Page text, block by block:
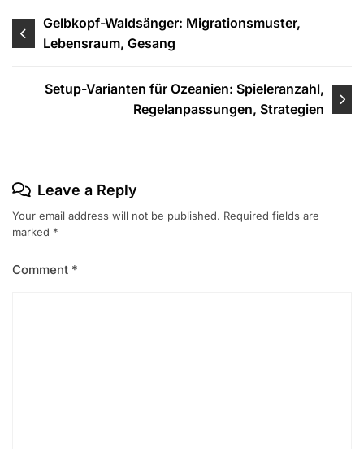
Post
navigation
Gelbkopf-Waldsänger: Migrationsmuster,
Lebensraum, Gesang
Setup-Varianten für Ozeanien: Spieleranzahl,
Regelanpassungen, Strategien
Leave a Reply
Your email address will not be published. Required fields are
marked *
Comment *